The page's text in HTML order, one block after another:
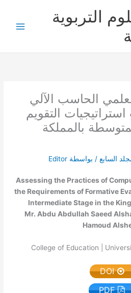
التربوية
الحاسب الآلي
التقويم
بالمملكة
السابع / بواسطة Editor
Assessing the Practices of
the Requirements of Formative
Intermediate Stage in the
Mr. Abdu Abdullah Saeed
Hamoud
DOI
PDF